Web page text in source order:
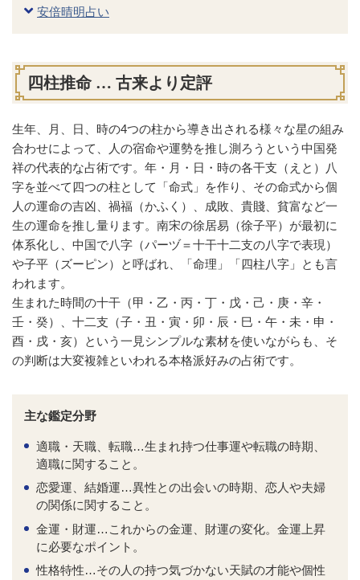
安倍晴明占い
四柱推命 … 古来より定評
生年、月、日、時の4つの柱から導き出される様々な星の組み
合わせによって、人の宿命や運勢を推し測ろうという中国発
祥の代表的な占術です。年・月・日・時の各干支（えと）八
字を並べて四つの柱として「命式」を作り、その命式から個
人の運命の吉凶、禍福（かふく）、成敗、貴賤、貧富など一
生の運命を推し量ります。南宋の徐居易（徐子平）が最初に
体系化し、中国で八字（パーヅ＝十干十二支の八字で表現）
や子平（ズーピン）と呼ばれ、「命理」「四柱八字」とも言
われます。
生まれた時間の十干（甲・乙・丙・丁・戊・己・庚・辛・
壬・癸）、十二支（子・丑・寅・卯・辰・巳・午・未・申・
酉・戌・亥）という一見シンプルな素材を使いながらも、そ
の判断は大変複雑といわれる本格派好みの占術です。
主な鑑定分野
適職・天職、転職…生まれ持つ仕事運や転職の時期、
適職に関すること。
恋愛運、結婚運…異性との出会いの時期、恋人や夫婦
の関係に関すること。
金運・財運…これからの金運、財運の変化。金運上昇
に必要なポイント。
性格特性…その人の持つ気づかない天賦の才能や個性